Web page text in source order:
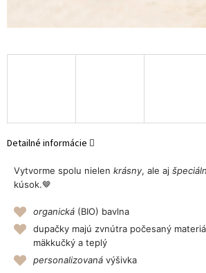
Vytvorme spolu nielen krásny, ale aj
kúsok.🤎
organická (BIO) bavlna
dupačky majú zvnútra počesaný
mäkkučký a teplý
personalizovaná výšivka
Detailné informácie